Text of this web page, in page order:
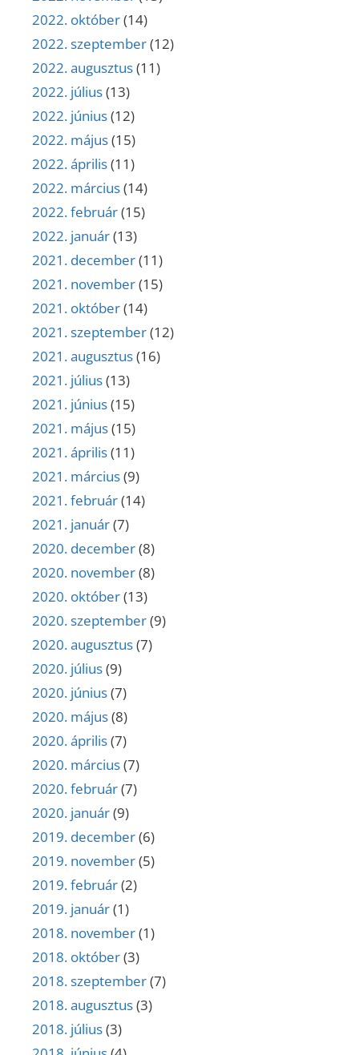
2022. október(14)
2022. szeptember(12)
2022. augusztus(11)
2022. július(13)
2022. június(12)
2022. május(15)
2022. április(11)
2022. március(14)
2022. február(15)
2022. január(13)
2021. december(11)
2021. november(15)
2021. október(14)
2021. szeptember(12)
2021. augusztus(16)
2021. július(13)
2021. június(15)
2021. május(15)
2021. április(11)
2021. március(9)
2021. február(14)
2021. január(7)
2020. december(8)
2020. november(8)
2020. október(13)
2020. szeptember(9)
2020. augusztus(7)
2020. július(9)
2020. június(7)
2020. május(8)
2020. április(7)
2020. március(7)
2020. február(7)
2020. január(9)
2019. december(6)
2019. november(5)
2019. február(2)
2019. január(1)
2018. november(1)
2018. október(3)
2018. szeptember(7)
2018. augusztus(3)
2018. július(3)